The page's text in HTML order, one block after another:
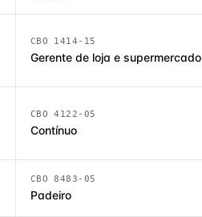
CBO 1414-15
Gerente de loja e supermercado
CBO 4122-05
Contínuo
CBO 8483-05
Padeiro